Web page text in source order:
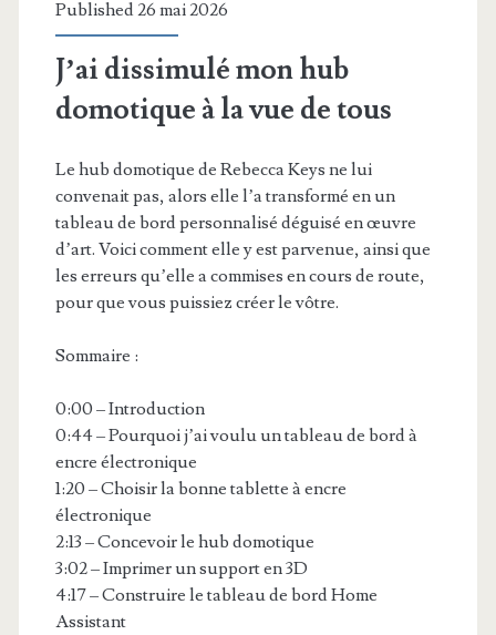
Published 26 mai 2026
J’ai dissimulé mon hub
domotique à la vue de tous
Le hub domotique de Rebecca Keys ne lui
convenait pas, alors elle l’a transformé en un
tableau de bord personnalisé déguisé en œuvre
d’art. Voici comment elle y est parvenue, ainsi que
les erreurs qu’elle a commises en cours de route,
pour que vous puissiez créer le vôtre.
Sommaire :
0:00 – Introduction
0:44 – Pourquoi j’ai voulu un tableau de bord à
encre électronique
1:20 – Choisir la bonne tablette à encre
électronique
2:13 – Concevoir le hub domotique
3:02 – Imprimer un support en 3D
4:17 – Construire le tableau de bord Home
Assistant